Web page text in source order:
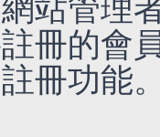
站管理
冊的會
冊功能